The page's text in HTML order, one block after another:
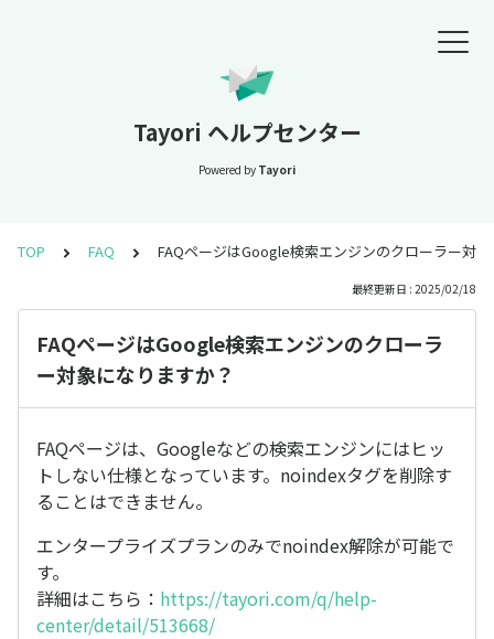
Tayori ヘルプセンター
Powered by Tayori
TOP FAQ FAQページはGoogle検索エンジンのクローラー対
最終更新日 : 2025/02/18
FAQページはGoogle検索エンジンのクローラ
ー対象になりますか？
FAQページは、Googleなどの検索エンジンにはヒッ
トしない仕様となっています。noindexタグを削除す
ることはできません。
エンタープライズプランのみでnoindex解除が可能で
す。
詳細はこちら： https://tayori.com/q/help-
center/detail/513668/